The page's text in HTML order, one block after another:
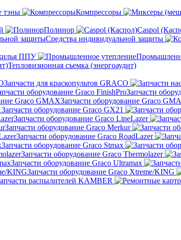
тэны
Компрессоры
Полинор Caspol
Средства индивидуальной защиты
ППУ
Тепловизионная съемка (энергоаудит)
Запчасти для краскопультов GRACO
Запчасти
Запчасти оборудование Graco
Запчасти оборудование Graco GX21
Запчасти оборудование Graco LineLazer
Запчасти оборудование Graco Merkur
Запчасти оборудование Graco RoadLazer
Запчасти оборудование Graco Stmax
Запчасти оборудование Graco Thermolazer
Запчасти оборудование Graco Ultramax
Запчасти оборудование Graco Xtreme/KING
распылителей KAMBER